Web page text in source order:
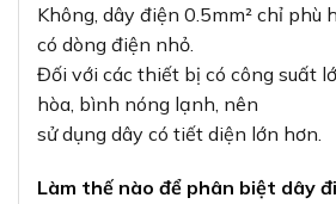
Không, dây điện 0.5mm² chỉ phù
có dòng điện nhỏ.
Đối với các thiết bị có công suất
hòa, bình nóng lạnh, nên
sử dụng dây có tiết diện lớn hơn.
Làm thế nào để phân biệt dây